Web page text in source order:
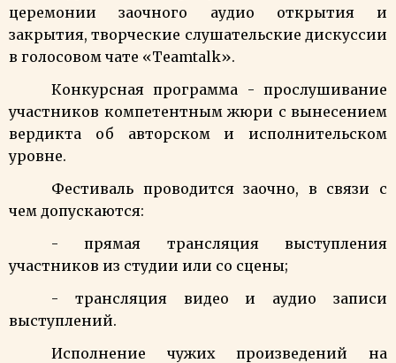
церемонии заочного аудио открытия и
закрытия, творческие слушательские дискуссии
в голосовом чате «Teamtalk».
Конкурсная программа - прослушивание
участников компетентным жюри с вынесением
вердикта об авторском и исполнительском
уровне.
Фестиваль проводится заочно, в связи с
чем допускаются:
- прямая трансляция выступления
участников из студии или со сцены;
- трансляция видео и аудио записи
выступлений.
Исполнение чужих произведений на